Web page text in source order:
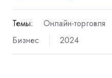
Темы: Онлайн-торговля
Бизнес
2024